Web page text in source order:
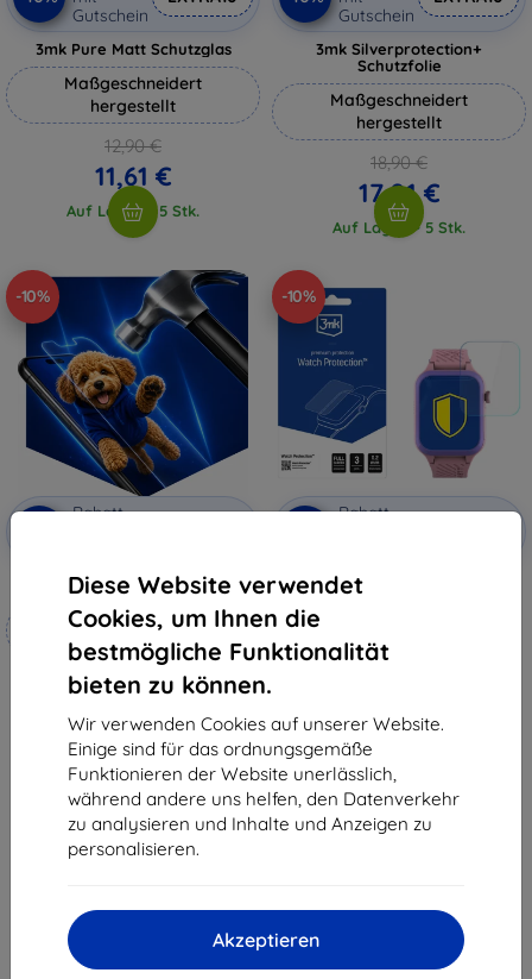
Diese Website verwendet
Cookies, um Ihnen die
bestmögliche Funktionalität
bieten zu können.
Wir verwenden Cookies auf unserer Website.
Einige sind für das ordnungsgemäße
Funktionieren der Website unerlässlich,
während andere uns helfen, den Datenverkehr
zu analysieren und Inhalte und Anzeigen zu
personalisieren.
Akzeptieren
Gutschein
3mk Pure Matt Schutzglas
Maßgeschneidert
hergestellt
12,90 €
11,61 €
Auf Lager > 5 Stk.
Gutschein
3mk Silverprotection+
Schutzfolie
Maßgeschneidert
hergestellt
18,90 €
17,01 €
Auf Lager > 5 Stk.
-10%
Rabatt
3mk Hammer Schutzfolie
Maßgeschneidert
hergestellt
19,90 €
17,91 €
Auf Lager 4 Stk.
-10%
Rabatt
3mk Watch Protection ARC
Schutzfolie für Garett Essa 2 AI
10,90 €
9,81 €
vom ganzen6.
«